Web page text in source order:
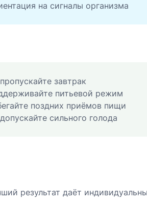
на сигналы организма
завтрак
питьевой режим
поздних приёмов пищи
сильного голода
результат даёт